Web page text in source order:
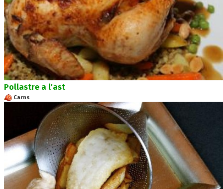
Pollastre a l'ast
Carns